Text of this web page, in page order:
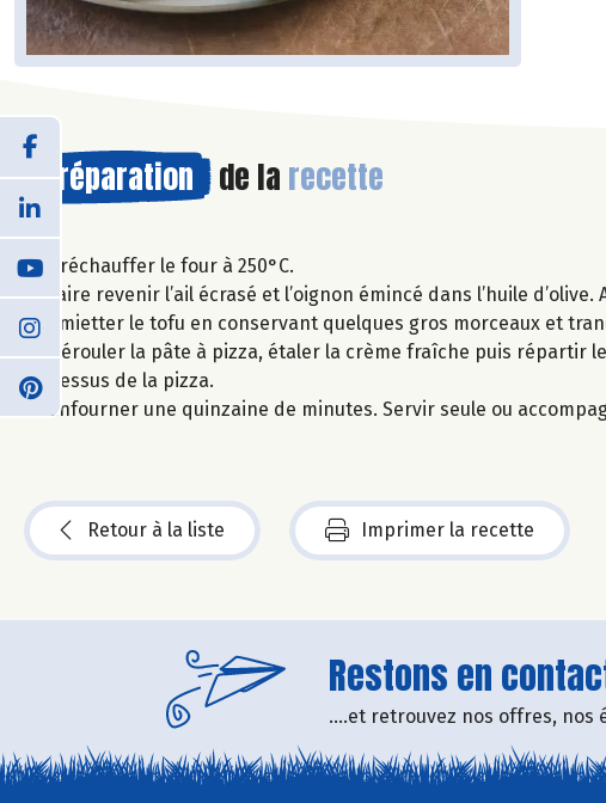
Préparation de la recette
Préchauffer le four à 250°C.
Faire revenir l’ail écrasé et l’oignon émincé dans l’huile
Emietter le tofu en conservant quelques gros morceaux et
Dérouler la pâte à pizza, étaler la crème fraîche puis répartir
dessus de la pizza.
Enfourner une quinzaine de minutes. Servir seule ou
Retour à la liste Imprimer la recette
Restons en
....et retrouvez nos offres, nos